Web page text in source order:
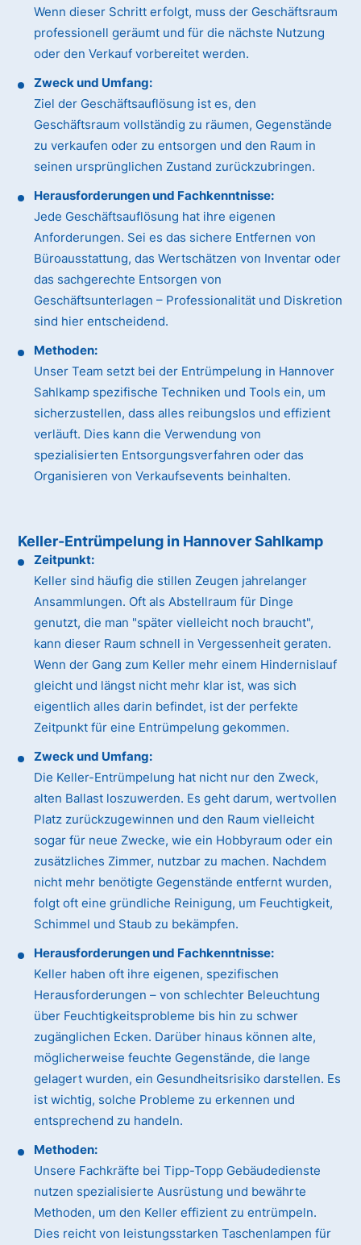
Wenn dieser Schritt erfolgt, muss der Geschäftsraum
professionell geräumt und für die nächste Nutzung
oder den Verkauf vorbereitet werden.
Zweck und Umfang:
Ziel der Geschäftsauflösung ist es, den
Geschäftsraum vollständig zu räumen, Gegenstände
zu verkaufen oder zu entsorgen und den Raum in
seinen ursprünglichen Zustand zurückzubringen.
Herausforderungen und Fachkenntnisse:
Jede Geschäftsauflösung hat ihre eigenen
Anforderungen. Sei es das sichere Entfernen von
Büroausstattung, das Wertschätzen von Inventar oder
das sachgerechte Entsorgen von
Geschäftsunterlagen – Professionalität und Diskretion
sind hier entscheidend.
Methoden:
Unser Team setzt bei der Entrümpelung in Hannover
Sahlkamp spezifische Techniken und Tools ein, um
sicherzustellen, dass alles reibungslos und effizient
verläuft. Dies kann die Verwendung von
spezialisierten Entsorgungsverfahren oder das
Organisieren von Verkaufsevents beinhalten.
Keller-Entrümpelung in Hannover Sahlkamp
Zeitpunkt:
Keller sind häufig die stillen Zeugen jahrelanger
Ansammlungen. Oft als Abstellraum für Dinge
genutzt, die man "später vielleicht noch braucht",
kann dieser Raum schnell in Vergessenheit geraten.
Wenn der Gang zum Keller mehr einem Hindernislauf
gleicht und längst nicht mehr klar ist, was sich
eigentlich alles darin befindet, ist der perfekte
Zeitpunkt für eine Entrümpelung gekommen.
Zweck und Umfang:
Die Keller-Entrümpelung hat nicht nur den Zweck,
alten Ballast loszuwerden. Es geht darum, wertvollen
Platz zurückzugewinnen und den Raum vielleicht
sogar für neue Zwecke, wie ein Hobbyraum oder ein
zusätzliches Zimmer, nutzbar zu machen. Nachdem
nicht mehr benötigte Gegenstände entfernt wurden,
folgt oft eine gründliche Reinigung, um Feuchtigkeit,
Schimmel und Staub zu bekämpfen.
Herausforderungen und Fachkenntnisse:
Keller haben oft ihre eigenen, spezifischen
Herausforderungen – von schlechter Beleuchtung
über Feuchtigkeitsprobleme bis hin zu schwer
zugänglichen Ecken. Darüber hinaus können alte,
möglicherweise feuchte Gegenstände, die lange
gelagert wurden, ein Gesundheitsrisiko darstellen. Es
ist wichtig, solche Probleme zu erkennen und
entsprechend zu handeln.
Methoden:
Unsere Fachkräfte bei Tipp-Topp Gebäudedienste
nutzen spezialisierte Ausrüstung und bewährte
Methoden, um den Keller effizient zu entrümpeln.
Dies reicht von leistungsstarken Taschenlampen für